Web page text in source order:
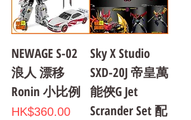
NEWAGE S-02
浪人 漂移
Ronin 小比例
Price
HK$360.00
Sky X Studio
SXD-20J 帝皇萬
能俠G Jet
Scrander Set 配